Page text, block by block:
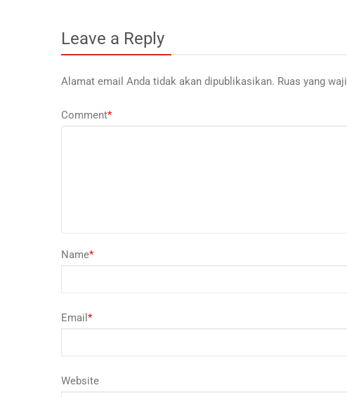
Leave a Reply
Alamat email Anda tidak akan dipublikasikan. Ruas yang
Comment*
Name*
Email *
Website